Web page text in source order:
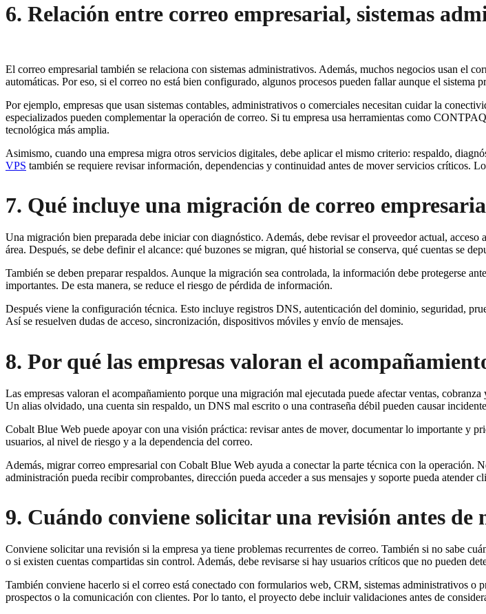
6. Relación entre correo empresarial, sistemas
El correo empresarial también se relaciona con sistemas administrativos. Además, muchos negocios usan el
automáticas. Por eso, si el correo no está bien configurado, algunos procesos pueden fallar aunque el sistema
Por ejemplo, empresas que usan sistemas contables, administrativos o comerciales necesitan cuidar la
especializados pueden complementar la operación de correo. Si tu empresa usa herramientas como
tecnológica más amplia.
Asimismo, cuando una empresa migra otros servicios digitales, debe aplicar el mismo criterio: respaldo,
VPS también se requiere revisar información, dependencias y continuidad antes de mover servicios críticos.
7. Qué incluye una migración de correo
Una migración bien preparada debe iniciar con diagnóstico. Además, debe revisar el proveedor actual,
área. Después, se debe definir el alcance: qué buzones se migran, qué historial se conserva, qué cuentas se
También se deben preparar respaldos. Aunque la migración sea controlada, la información debe protegerse
importantes. De esta manera, se reduce el riesgo de pérdida de información.
Después viene la configuración técnica. Esto incluye registros DNS, autenticación del dominio, seguridad,
Así se resuelven dudas de acceso, sincronización, dispositivos móviles y envío de mensajes.
8. Por qué las empresas valoran el
Las empresas valoran el acompañamiento porque una migración mal ejecutada puede afectar ventas,
Un alias olvidado, una cuenta sin respaldo, un DNS mal escrito o una contraseña débil pueden causar
Cobalt Blue Web puede apoyar con una visión práctica: revisar antes de mover, documentar lo importante y
usuarios, al nivel de riesgo y a la dependencia del correo.
Además, migrar correo empresarial con Cobalt Blue Web ayuda a conectar la parte técnica con la operación.
administración pueda recibir comprobantes, dirección pueda acceder a sus mensajes y soporte pueda atender
9. Cuándo conviene solicitar una revisión antes de
Conviene solicitar una revisión si la empresa ya tiene problemas recurrentes de correo. También si no sabe
o si existen cuentas compartidas sin control. Además, debe revisarse si hay usuarios críticos que no pueden
También conviene hacerlo si el correo está conectado con formularios web, CRM, sistemas administrativos o
prospectos o la comunicación con clientes. Por lo tanto, el proyecto debe incluir validaciones antes de